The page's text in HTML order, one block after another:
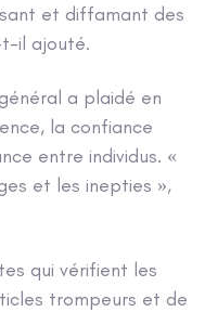
et diffamant des
il ajouté.
a plaidé en
la confiance
entre individus. «
et les inepties »,
qui vérifient les
trompeurs et de